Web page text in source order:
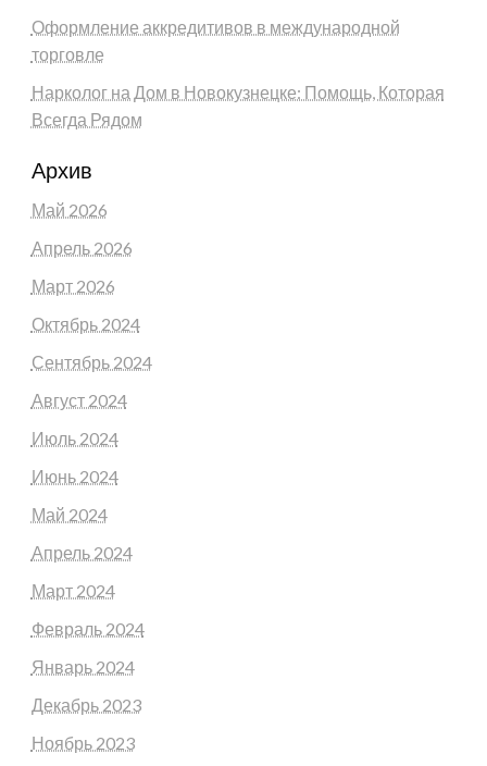
Оформление аккредитивов в международной
торговле
Нарколог на Дом в Новокузнецке: Помощь, Которая
Всегда Рядом
Архив
Май 2026
Апрель 2026
Март 2026
Октябрь 2024
Сентябрь 2024
Август 2024
Июль 2024
Июнь 2024
Май 2024
Апрель 2024
Март 2024
Февраль 2024
Январь 2024
Декабрь 2023
Ноябрь 2023